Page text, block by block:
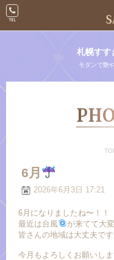
札幌すす
モダンで艶
6月
2026年6月3日 17:21
6月になりましたね〜！！
最近は台風
が来てて大
皆さんの地域は大丈夫です
今月もよろしくお願いし